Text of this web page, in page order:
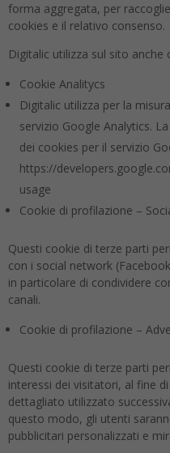
forma aggregata, per
cookies e il relativo consenso.
Digitalic utilizza sul sito
Cookie Analitycs
Digitalic utilizza per la
servizio Google Analytics.
dei cookies per il servizio
https://
usage
Cookie di profilazione –
Questi cookie di terze parti
con i social network
in particolare di condividere
canali.
Cookie di profilazione –
Questi cookie di terze parti
interessi dei visitatori, al fine
dettagliato utilizzato
questo modo, gli utenti
pubblicitari personalizzati e